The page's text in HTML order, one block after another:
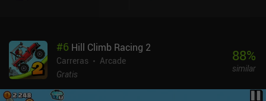
#6 Hill Climb Racing 2
Carreras
Arcade
Gratis
88%
similar